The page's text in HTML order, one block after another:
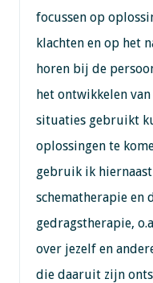
focussen op
klachten en op het
horen bij de
het ontwikkelen
situaties gebruikt
oplossingen te
gebruik ik
schematherapie en
gedragstherapie,
over jezelf en
die daaruit zijn